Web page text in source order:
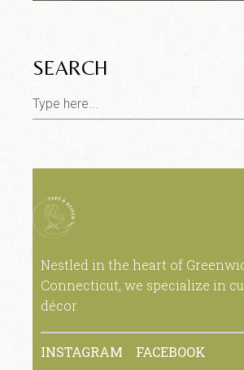
SEARCH
Nestled in the heart of
Connecticut, we specialize in
décor.
INSTAGRAM FACEBOOK